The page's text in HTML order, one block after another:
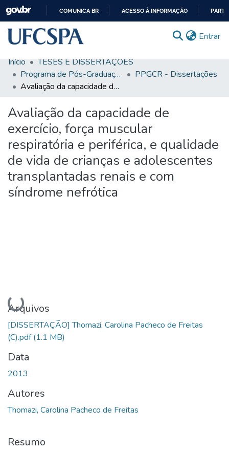
CONTEÚDO
COMUNICA BR ACESSO À INFORMAÇÃO
Entrar
Comunidades & Coleções
Busca Facetada
Estatísticas
Autoarquivamento
Sobre o RI-UFCSPA
FAQ
Ajuda
Início
TESES E DISSERTAÇÕES
Programa de Pós-Graduação em Ciências da Reabilitação
PPGCR - Dissertações
Avaliação da capacidade de exercício, força muscular respiratória e periférica, e qualidade de vida de crianças e adolescentes transplantadas renais e com síndrome nefrótica
Avaliação da capacidade de
exercício, força muscular
respiratória e periférica, e qualidade
de vida de crianças e adolescentes
transplantadas renais e com
síndrome nefrótica
Carregando...
Arquivos
[DISSERTAÇÃO] Thomazi, Carolina Pacheco de Freitas
(C).pdf(1.1 MB)
Data
2013
Autores
Thomazi, Carolina Pacheco de Freitas
Resumo